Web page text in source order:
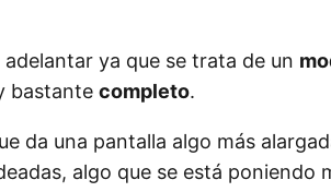
ya que se trata de un
bastante completo.
da una pantalla algo más
algo que se está poniendo